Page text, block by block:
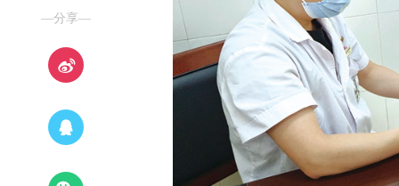
—分享—